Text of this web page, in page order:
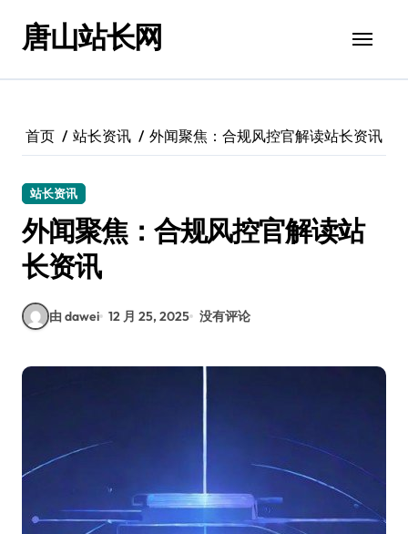
唐山站长网
首页 站长资讯 外闻聚焦：合规风控官解读站长资讯
站长资讯
外闻聚焦：合规风控官解读站
长资讯
由 dawei 12 月 25, 2025 没有评论